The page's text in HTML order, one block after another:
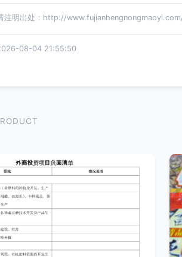
注明出处：http://
08-04 21:55:50